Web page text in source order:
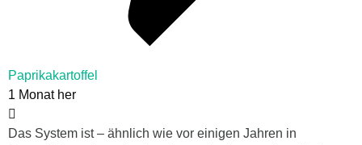
Paprikakartoffel
1 Monat her
Das System ist – ähnlich wie vor einigen Jahren in